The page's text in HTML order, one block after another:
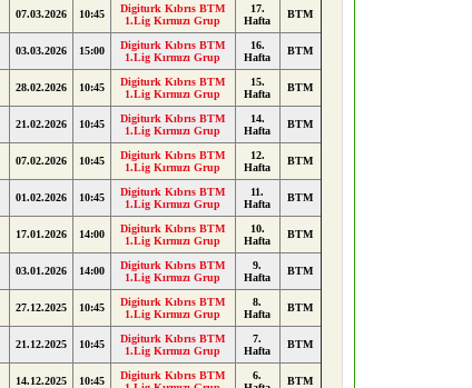
07.03.2026 10:45
Digiturk Kıbrıs BTM
1.Lig Kırmızı Grup
17.
Hafta
BTM
03.03.2026 15:00
Digiturk Kıbrıs BTM
1.Lig Kırmızı Grup
16.
Hafta
BTM
28.02.2026 10:45
Digiturk Kıbrıs BTM
1.Lig Kırmızı Grup
15.
Hafta
BTM
21.02.2026 10:45
Digiturk Kıbrıs BTM
1.Lig Kırmızı Grup
14.
Hafta
BTM
07.02.2026 10:45
Digiturk Kıbrıs BTM
1.Lig Kırmızı Grup
12.
Hafta
BTM
01.02.2026 10:45
Digiturk Kıbrıs BTM
1.Lig Kırmızı Grup
11.
Hafta
BTM
17.01.2026 14:00
Digiturk Kıbrıs BTM
1.Lig Kırmızı Grup
10.
Hafta
BTM
03.01.2026 14:00
Digiturk Kıbrıs BTM
1.Lig Kırmızı Grup
9.
Hafta
BTM
27.12.2025 10:45
Digiturk Kıbrıs BTM
1.Lig Kırmızı Grup
8.
Hafta
BTM
21.12.2025 10:45
Digiturk Kıbrıs BTM
1.Lig Kırmızı Grup
7.
Hafta
BTM
14.12.2025 10:45
Digiturk Kıbrıs BTM
6.
BTM